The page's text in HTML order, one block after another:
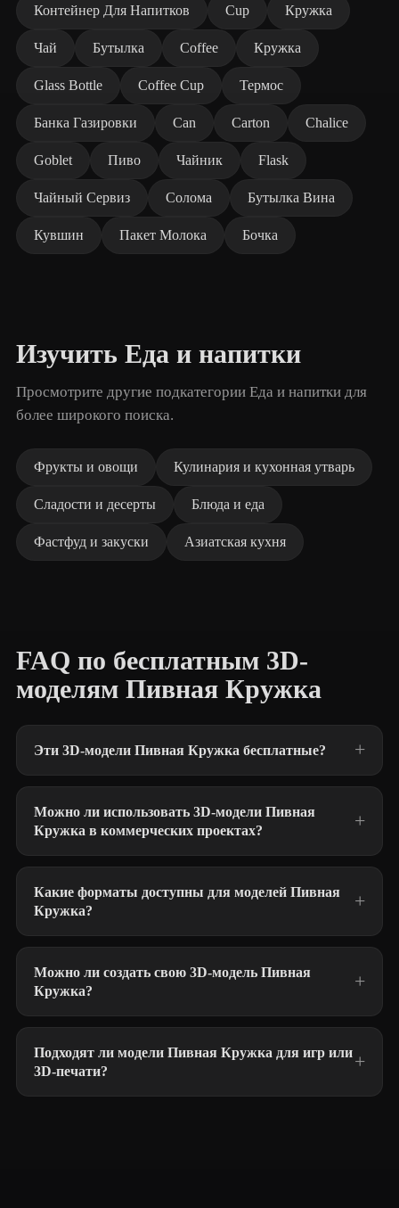
Контейнер Для Напитков Cup Кружка
Чай Бутылка Coffee Кружка
Glass Bottle Coffee Cup Термос
Банка Газировки Can Carton Chalice
Goblet Пиво Чайник Flask
Чайный Сервиз Солома Бутылка Вина
Кувшин Пакет Молока Бочка
Изучить Еда и напитки
Просмотрите другие подкатегории Еда и напитки для
более широкого поиска.
Фрукты и овощи Кулинария и кухонная утварь
Сладости и десерты Блюда и еда
Фастфуд и закуски Азиатская кухня
FAQ по бесплатным 3D-
моделям Пивная Кружка
Эти 3D-модели Пивная Кружка бесплатные?
Можно ли использовать 3D-модели Пивная
Кружка в коммерческих проектах?
Какие форматы доступны для моделей Пивная
Кружка?
Можно ли создать свою 3D-модель Пивная
Кружка?
Подходят ли модели Пивная Кружка для игр или
3D-печати?